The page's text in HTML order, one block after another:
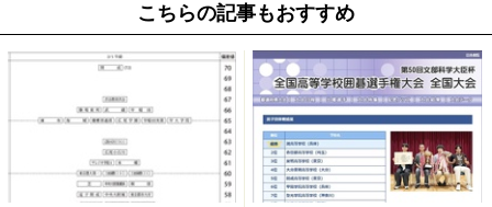
こちらの記事もおすすめ